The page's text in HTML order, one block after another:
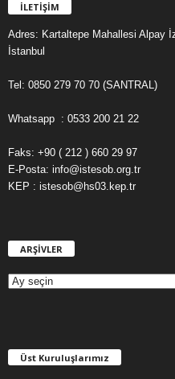
İLETİŞİM
Adres: Kartaltepe Mahallesi Alpay
İstanbul
Tel: 0850 279 70 70 (SANTRAL)
Whatsapp : 0533 200 21 22
Faks: +90 ( 212 ) 660 29 97
E-Posta: info@istesob.org.tr
KEP : istesob@hs03.kep.tr
ARŞİVLER
E
R
Üst Kuruluşlarımız